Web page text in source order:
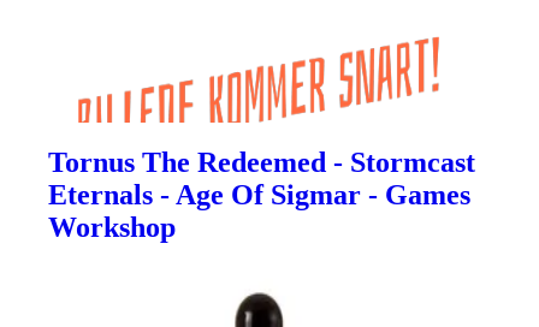
Tornus The Redeemed - Stormcast
Eternals - Age Of Sigmar - Games
Workshop